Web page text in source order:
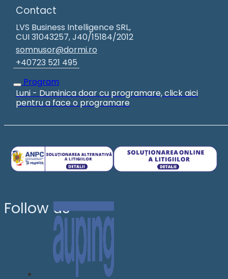
Contact
LVS Business Intelligence SRL,
CUI 31043257, J40/15184/2012
somnusor@dormi.ro
+40723 521 495
Program
Luni - Duminica doar cu programare, click aici
pentru a face o programare
Follow us